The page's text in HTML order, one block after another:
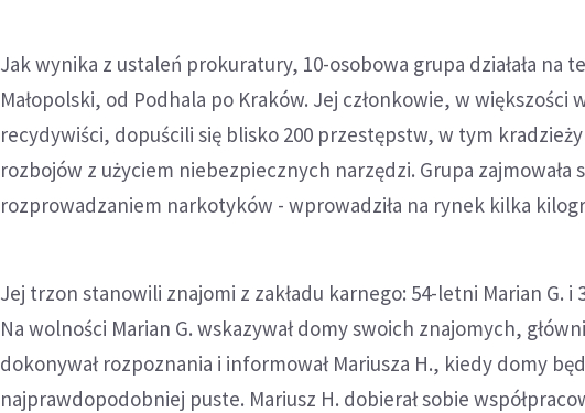
Jak wynika z ustaleń prokuratury, 10-osobowa grupa działała na
Małopolski, od Podhala po Kraków. Jej członkowie, w większości
recydywiści, dopuścili się blisko 200 przestępstw, w tym kradzieży
rozbojów z użyciem niebezpiecznych narzędzi. Grupa zajmowała
rozprowadzaniem narkotyków - wprowadziła na rynek kilka
Jej trzon stanowili znajomi z zakładu karnego: 54-letni Marian G. i
Na wolności Marian G. wskazywał domy swoich znajomych,
dokonywał rozpoznania i informował Mariusza H., kiedy domy
najprawdopodobniej puste. Mariusz H. dobierał sobie